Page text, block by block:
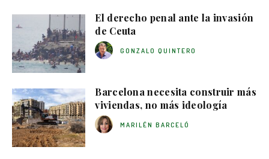
El derecho penal ante la invasión
de Ceuta
GONZALO QUINTERO
Barcelona necesita construir más
viviendas, no más ideología
MARILÉN BARCELÓ